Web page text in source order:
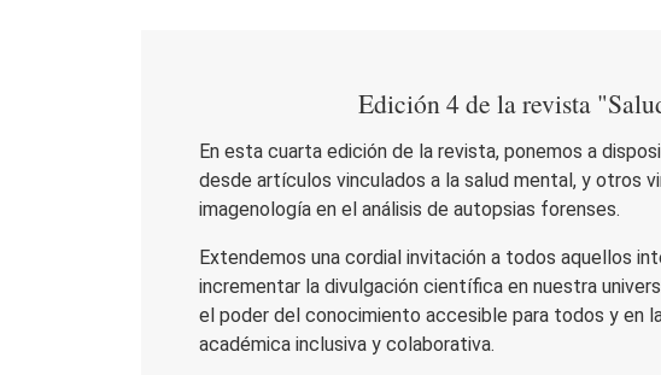
Edición 4 de la revista
En esta cuarta edición de la revista, ponemos a
desde artículos vinculados a la salud mental, y otros
imagenología en el análisis de autopsias forenses.
Extendemos una cordial invitación a todos aquellos
incrementar la divulgación científica en nuestra
el poder del conocimiento accesible para todos y en
académica inclusiva y colaborativa.